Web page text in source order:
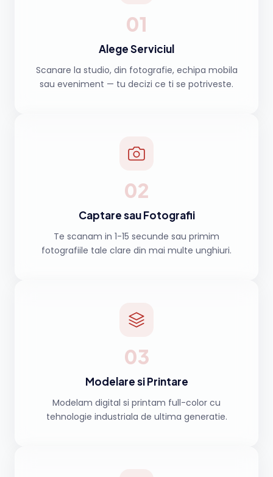
01
Alege Serviciul
Scanare la studio, din fotografie, echipa mobila
sau eveniment — tu decizi ce ti se potriveste.
02
Captare sau Fotografii
Te scanam in 1-15 secunde sau primim
fotografiile tale clare din mai multe unghiuri.
03
Modelare si Printare
Modelam digital si printam full-color cu
tehnologie industriala de ultima generatie.